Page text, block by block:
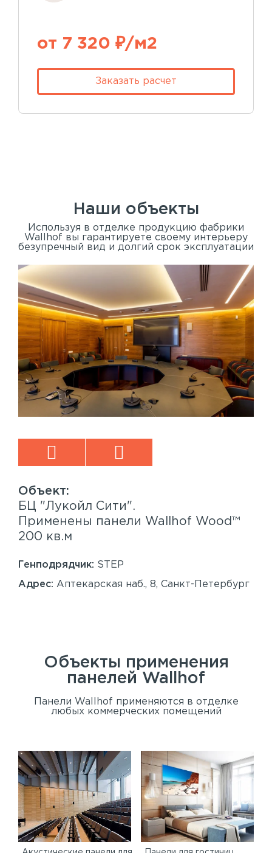
от 7 320 ₽/м2
Заказать расчет
Наши объекты
Используя в отделке продукцию фабрики
Wallhof вы гарантируете своему интерьеру
безупречный вид и долгий срок эксплуатации
БЦ "Лукойл Сити".
Применены панели Wallhof Wood™
200 кв.м
Генподрядчик: STEP
Адрес: Аптекарская наб., 8, Санкт-Петербург
Объекты применения
панелей Wallhof
Панели Wallhof применяются в отделке
любых коммерческих помещений